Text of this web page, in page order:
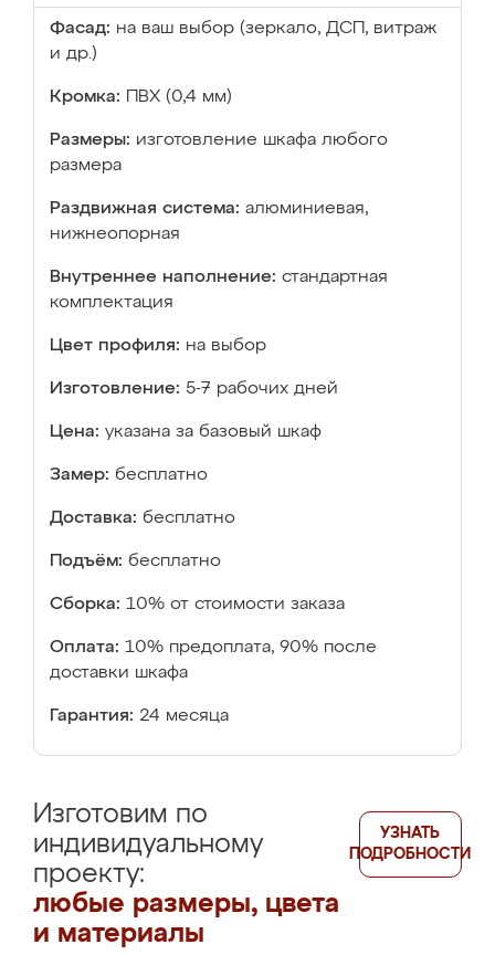
Фасад: на ваш выбор (зеркало, ДСП, витраж
и др.)
Кромка: ПВХ (0,4 мм)
Размеры: изготовление шкафа любого
размера
Раздвижная система: алюминиевая,
нижнеопорная
Внутреннее наполнение: стандартная
комплектация
Цвет профиля: на выбор
Изготовление: 5-7 рабочих дней
Цена: указана за базовый шкаф
Замер: бесплатно
Доставка: бесплатно
Подъём: бесплатно
Сборка: 10% от стоимости заказа
Оплата: 10% предоплата, 90% после
доставки шкафа
Гарантия: 24 месяца
Изготовим по
индивидуальному
проекту:
любые размеры, цвета
и материалы
УЗНАТЬ
ПОДРОБНОСТИ